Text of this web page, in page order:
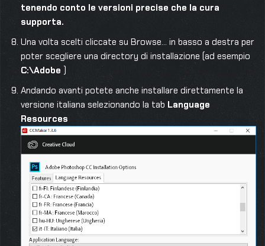
tenendo conto le versioni precise che la cura
supporta.
Una volta scelti cliccate su Browse… in basso a destra per
poter scegliere una directory di installazione (ad esempio
C:\Adobe )
Andando avanti potete anche installare direttamente la
versione italiana selezionando la tab Language
Resources